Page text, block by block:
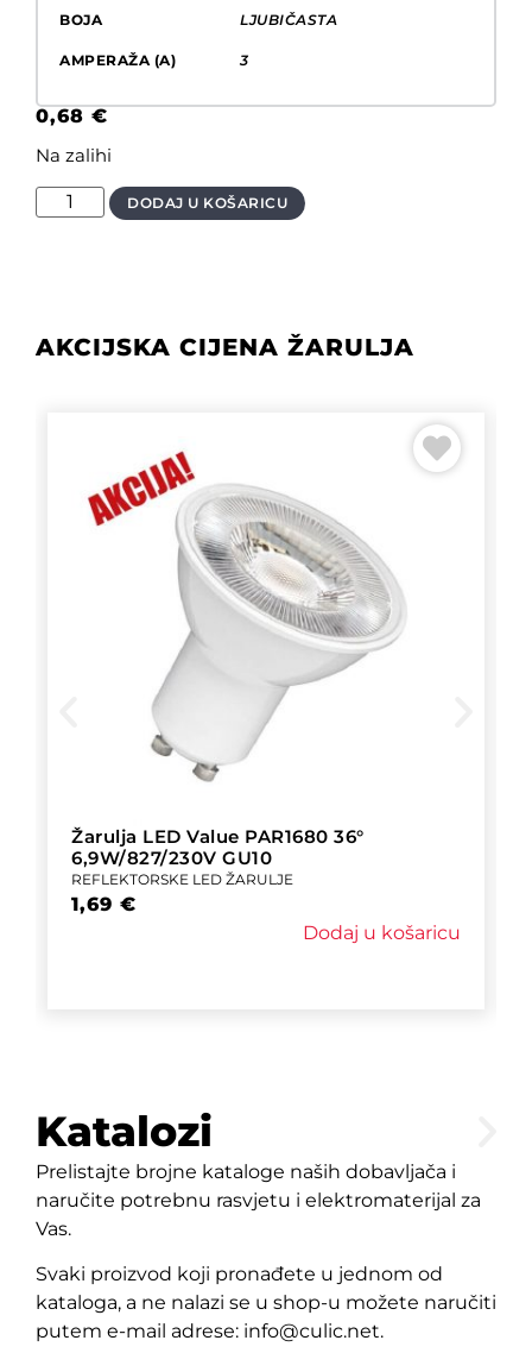
BOJA LJUBIČASTA
AMPERAŽA (A) 3
0,68 €
Na zalihi
DODAJ U KOŠARICU
AKCIJSKA CIJENA ŽARULJA
Žarulja LED Value PAR1680 36°
6,9W/827/230V GU10
REFLEKTORSKE LED ŽARULJE
1,69 €
Dodaj u košaricu
Katalozi
Prelistajte brojne kataloge naših dobavljača i
naručite potrebnu rasvjetu i elektromaterijal za
Vas.
Svaki proizvod koji pronađete u jednom od
kataloga, a ne nalazi se u shop-u možete naručiti
putem e-mail adrese: info@culic.net.